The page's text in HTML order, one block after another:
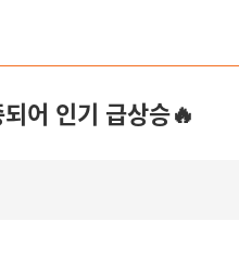
어 인기 급상승🔥